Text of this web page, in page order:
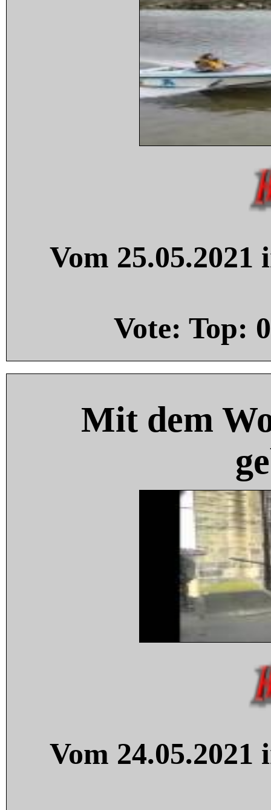
Vom
Vote: Top: 0
Mit dem
Vom